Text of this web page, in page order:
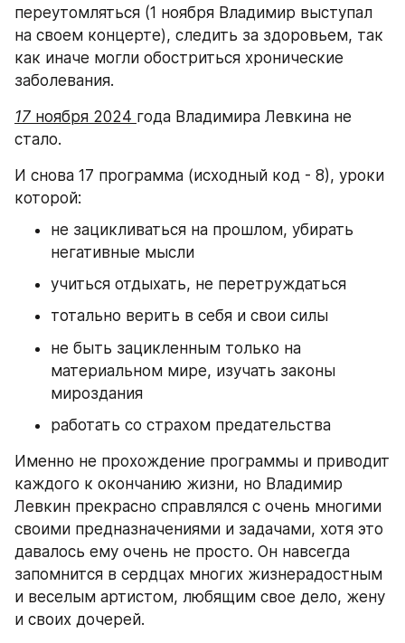
переутомляться (1 ноября Владимир выступал
на своем концерте), следить за здоровьем, так
как иначе могли обостриться хронические
заболевания.
17 ноября 2024 года Владимира Левкина не
стало.
И снова 17 программа (исходный код - 8), уроки
которой:
не зацикливаться на прошлом, убирать
негативные мысли
учиться отдыхать, не перетруждаться
тотально верить в себя и свои силы
не быть зацикленным только на
материальном мире, изучать законы
мироздания
работать со страхом предательства
Именно не прохождение программы и приводит
каждого к окончанию жизни, но Владимир
Левкин прекрасно справлялся с очень многими
своими предназначениями и задачами, хотя это
давалось ему очень не просто. Он навсегда
запомнится в сердцах многих жизнерадостным
и веселым артистом, любящим свое дело, жену
и своих дочерей.